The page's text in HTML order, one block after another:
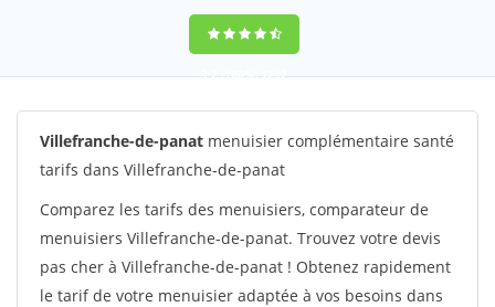
9,2(100%)1242
votes
Villefranche-de-panat menuisier complémentaire santé
tarifs dans Villefranche-de-panat
Comparez les tarifs des menuisiers, comparateur de
menuisiers Villefranche-de-panat. Trouvez votre devis
pas cher à Villefranche-de-panat ! Obtenez rapidement
le tarif de votre menuisier adaptée à vos besoins dans